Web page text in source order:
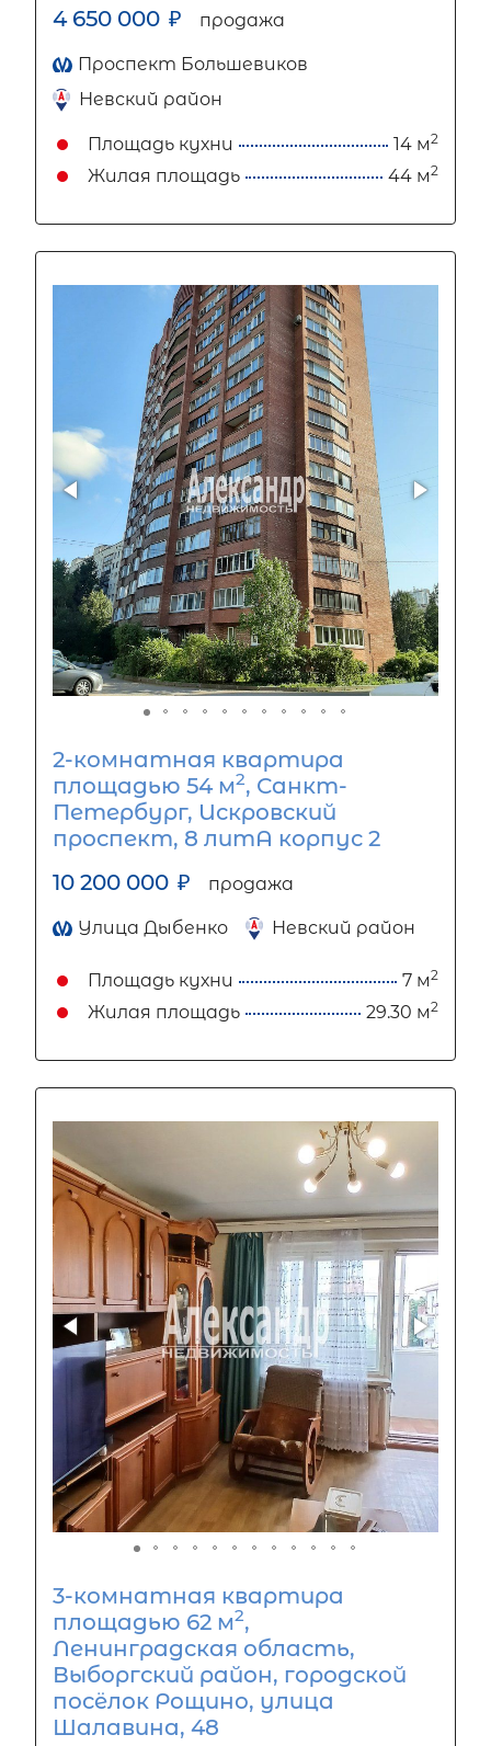
4 650 000 ₽ продажа
Проспект Большевиков
Невский район
Площадь кухни 14 м2
Жилая площадь 44 м2
2-комнатная квартира
площадью 54 м2, Санкт-
Петербург, Искровский
проспект, 8 литА корпус 2
10 200 000 ₽ продажа
Улица Дыбенко Невский район
Площадь кухни 7 м2
Жилая площадь 29.30 м2
3-комнатная квартира
площадью 62 м2,
Ленинградская область,
Выборгский район, городской
посёлок Рощино, улица
Шалавина, 48